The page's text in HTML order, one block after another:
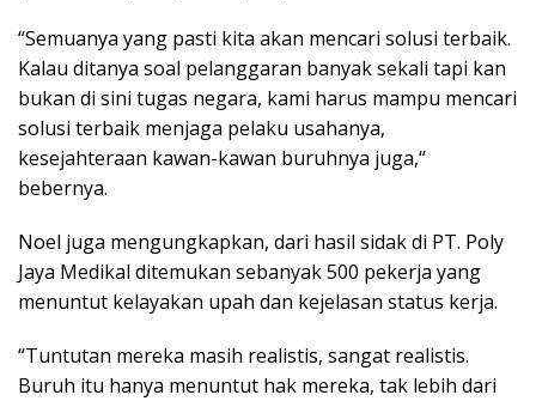
“Semuanya yang pasti kita akan mencari solusi terbaik.
Kalau ditanya soal pelanggaran banyak sekali tapi kan
bukan di sini tugas negara, kami harus mampu mencari
solusi terbaik menjaga pelaku usahanya,
kesejahteraan kawan-kawan buruhnya juga,“
bebernya.
Noel juga mengungkapkan, dari hasil sidak di PT. Poly
Jaya Medikal ditemukan sebanyak 500 pekerja yang
menuntut kelayakan upah dan kejelasan status kerja.
“Tuntutan mereka masih realistis, sangat realistis.
Buruh itu hanya menuntut hak mereka, tak lebih dari